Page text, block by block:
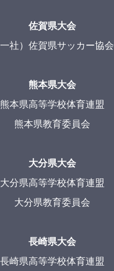
佐賀県大会
一社）佐賀県サッカー協会
熊本県大会
熊本県高等学校体育連盟
熊本県教育委員会
大分県大会
大分県高等学校体育連盟
大分県教育委員会
長崎県大会
長崎県高等学校体育連盟